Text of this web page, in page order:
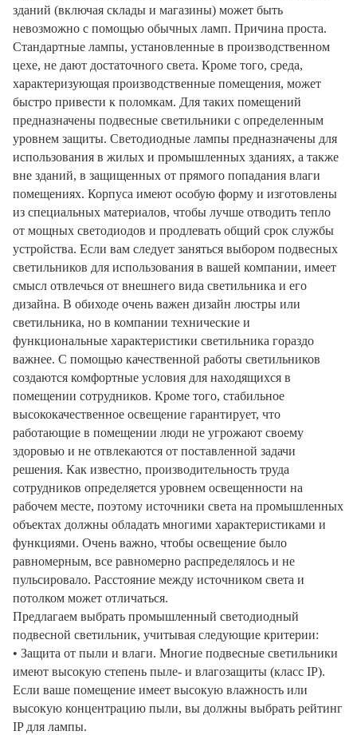
зданий (включая склады и магазины) может быть
невозможно с помощью обычных ламп. Причина проста.
Стандартные лампы, установленные в производственном
цехе, не дают достаточного света. Кроме того, среда,
характеризующая производственные помещения, может
быстро привести к поломкам. Для таких помещений
предназначены подвесные светильники с определенным
уровнем защиты. Светодиодные лампы предназначены для
использования в жилых и промышленных зданиях, а также
вне зданий, в защищенных от прямого попадания влаги
помещениях. Корпуса имеют особую форму и изготовлены
из специальных материалов, чтобы лучше отводить тепло
от мощных светодиодов и продлевать общий срок службы
устройства. Если вам следует заняться выбором подвесных
светильников для использования в вашей компании, имеет
смысл отвлечься от внешнего вида светильника и его
дизайна. В обиходе очень важен дизайн люстры или
светильника, но в компании технические и
функциональные характеристики светильника гораздо
важнее. С помощью качественной работы светильников
создаются комфортные условия для находящихся в
помещении сотрудников. Кроме того, стабильное
высококачественное освещение гарантирует, что
работающие в помещении люди не угрожают своему
здоровью и не отвлекаются от поставленной задачи
решения. Как известно, производительность труда
сотрудников определяется уровнем освещенности на
рабочем месте, поэтому источники света на промышленных
объектах должны обладать многими характеристиками и
функциями. Очень важно, чтобы освещение было
равномерным, все равномерно распределялось и не
пульсировало. Расстояние между источником света и
потолком может отличаться.
Предлагаем выбрать промышленный светодиодный
подвесной светильник, учитывая следующие критерии:
• Защита от пыли и влаги. Многие подвесные светильники
имеют высокую степень пыле- и влагозащиты (класс IP).
Если ваше помещение имеет высокую влажность или
высокую концентрацию пыли, вы должны выбрать рейтинг
IP для лампы.